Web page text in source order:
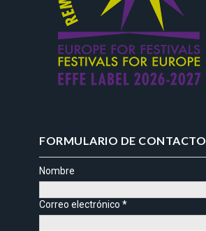
FORMULARIO DE CONTACTO
Nombre
Correo electrónico*